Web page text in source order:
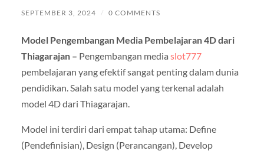
SEPTEMBER 3, 2024 / 0 COMMENTS
Model Pengembangan Media Pembelajaran 4D dari
Thiagarajan – Pengembangan media slot777
pembelajaran yang efektif sangat penting dalam dunia
pendidikan. Salah satu model yang terkenal adalah
model 4D dari Thiagarajan.
Model ini terdiri dari empat tahap utama: Define
(Pendefinisian), Design (Perancangan), Develop